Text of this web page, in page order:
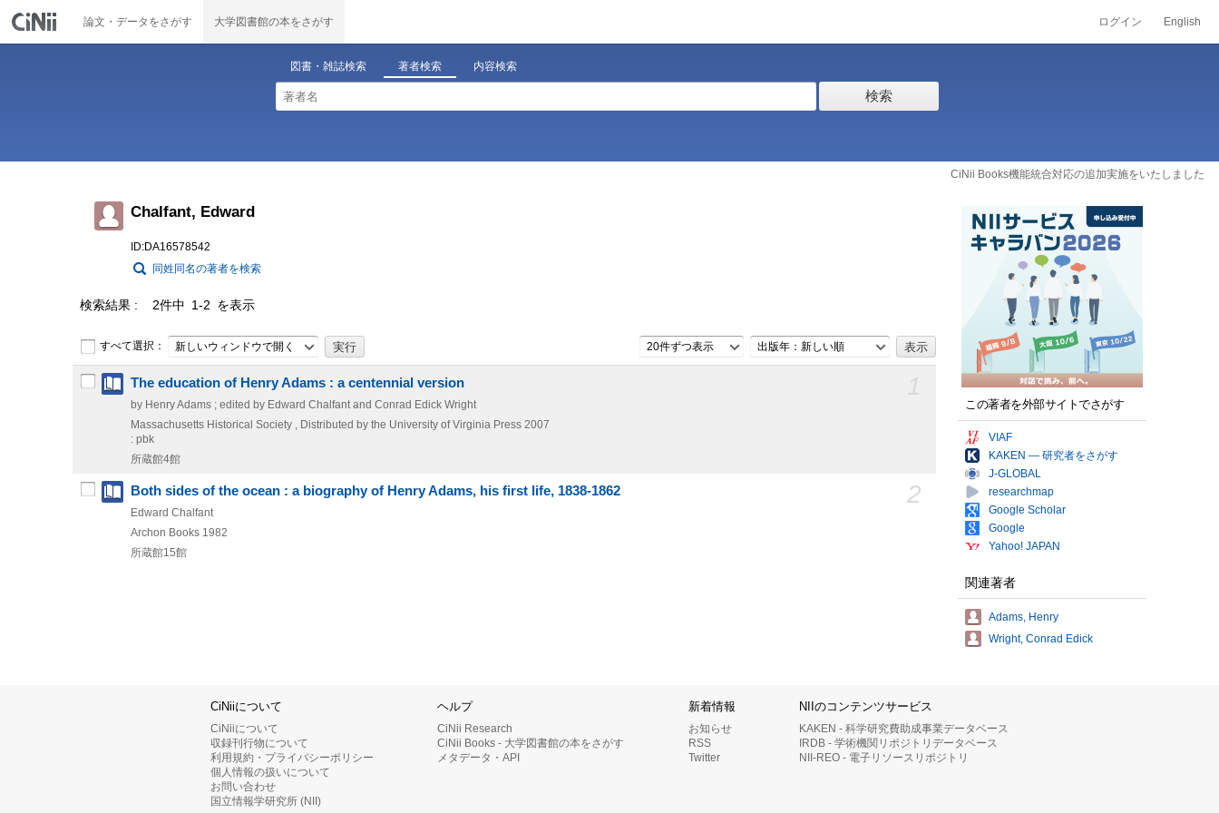
論文・データをさがす 大学図書館の本をさがす ログイン English
図書・雑誌検索 著者検索 内容検索
検索
CiNii Books機能統合対応の追加実施をいたしました
Chalfant, Edward
ID:DA16578542
同姓同名の著者を検索
検索結果 2件中 1-2 を表示
すべて選択： 新しいウィンドウで開く 20件ずつ表示 出版年：新しい順
The education of Henry Adams : a centennial version
by Henry Adams ; edited by Edward Chalfant and Conrad Edick Wright
Massachusetts Historical Society , Distributed by the University of Virginia Press 2007
: pbk
所蔵館4館
2
Both sides of the ocean : a biography of Henry Adams, his first life, 1838-1862
Edward Chalfant
Archon Books 1982
所蔵館15館
この著者を外部サイトでさがす
VIAF
KAKEN — 研究者をさがす
J-GLOBAL
researchmap
Google Scholar
Google
Yahoo! JAPAN
関連著者
Adams, Henry
Wright, Conrad Edick
CiNiiについて
CiNiiについて
収録刊行物について
利用規約・プライバシーポリシー
個人情報の扱いについて
お問い合わせ
国立情報学研究所 (NII)
ヘルプ
CiNii Research
CiNii Books - 大学図書館の本をさがす
メタデータ・API
新着情報
お知らせ
RSS
Twitter
NIIのコンテンツサービス
KAKEN - 科学研究費助成事業データベース
IRDB - 学術機関リポジトリデータベース
NII-REO - 電子リソースリポジトリ